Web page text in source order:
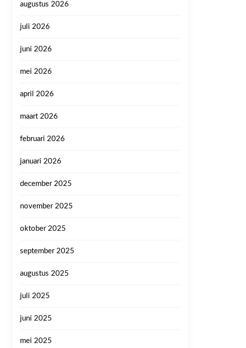
augustus 2026
juli 2026
juni 2026
mei 2026
april 2026
maart 2026
februari 2026
januari 2026
december 2025
november 2025
oktober 2025
september 2025
augustus 2025
juli 2025
juni 2025
mei 2025